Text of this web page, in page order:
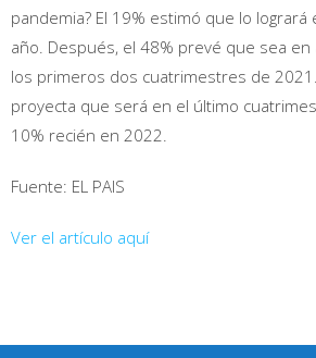
pandemia? El 19% estimó que lo
año. Después, el 48% prevé que sea
los primeros dos cuatrimestres de
proyecta que será en el último
10% recién en 2022.
Fuente: EL PAIS
Ver el artículo aquí